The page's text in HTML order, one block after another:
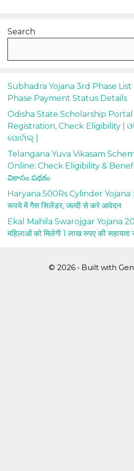
Search
Subhadra Yojana 3rd Phase List
Phase Payment Status Details
Odisha State Scholarship Portal
Registration, Check Eligibility |
ପୋର୍ଟାଲ୍ |
Telangana Yuva Vikasam
Online: Check Eligibility &
వికాసం పథకం
Haryana 500Rs Cylinder Yojana :
रूपये में गैस सिलेंडर, जल्दी से करे आवेदन
Ekal Mahila Swarojgar Yojana
महिलाओं को मिलेगी 1 लाख रुपए की सहायता
© 2026 • Built with